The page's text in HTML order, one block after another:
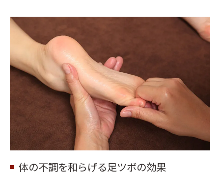
体の不調を和らげる足ツボの効果